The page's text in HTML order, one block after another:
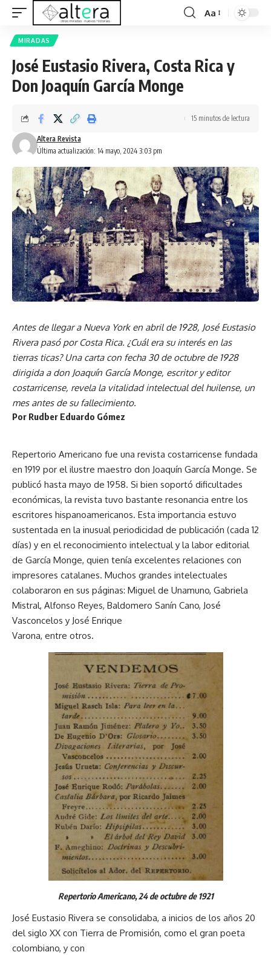
Aa
MIRADAS
José Eustasio Rivera, Costa Rica y
Don Joaquín García Monge
Última actualización: 14 mayo, 2024 3:03 pm
Altera Revista
15 minutos de lectura
Antes de llegar a Nueva York en abril de 1928, José Eustasio
Rivera pasó por Costa Rica. ¿Cuál era su interés en las
tierras ticas? Una carta con fecha 30 de octubre de 1928
dirigida a don Joaquín García Monge, escritor y editor
costarricense, revela la vitalidad intelectual del huilense, un
mes antes de su fallecimiento.
Por Rudber Eduardo Gómez
Repertorio Americano fue una revista costarricense fundada
en 1919 por el ilustre maestro don Joaquín García Monge. Se
publicó hasta mayo de 1958. Si bien soportó dificultades
económicas, la revista tuvo bastante resonancia entre los
escritores hispanoamericanos. Esta importancia estuvo
sustentada en la inusual periodicidad de publicación (cada 12
días) y en el reconocimiento intelectual y la labor editorial
de García Monge, quien tenía excelentes relaciones con
impresores catalanes. Muchos grandes intelectuales
colaboraron en sus páginas: Miguel de Unamuno, Gabriela
Mistral, Alfonso Reyes, Baldomero Sanín Cano, José
Vasconcelos y José Enrique
Varona, entre otros.
Repertorio Americano, 24 de octubre de 1921
José Eustasio Rivera se consolidaba, a inicios de los años 20
del siglo XX con Tierra de Promisión, como el gran poeta
colombiano, y con